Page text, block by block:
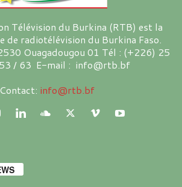
Télévision du Burkina (RTB) est la
de radiotélévision du Burkina Faso.
Ouagadougou 01 Tél : (+226) 25
/ 63 E-mail : info@rtb.bf
Contact: info@rtb.bf